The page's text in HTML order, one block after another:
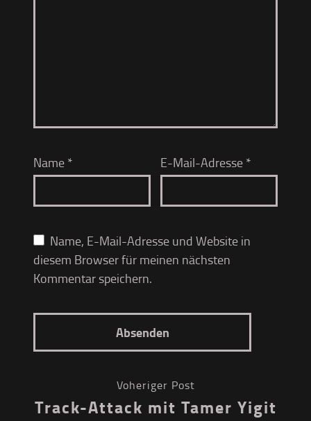
Name * E-Mail-Adresse *
Name, E-Mail-Adresse und Website in
diesem Browser für meinen nächsten
Kommentar speichern.
Voheriger Post
Track-Attack mit Tamer Yigit